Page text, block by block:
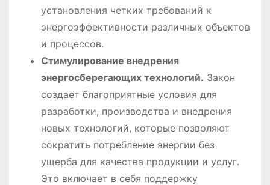
установления четких требований к
энергоэффективности различных объектов
и процессов․
Стимулирование внедрения
энергосберегающих технологий․ Закон
создает благоприятные условия для
разработки, производства и внедрения
новых технологий, которые позволяют
сократить потребление энергии без
ущерба для качества продукции и услуг․
Это включает в себя поддержку